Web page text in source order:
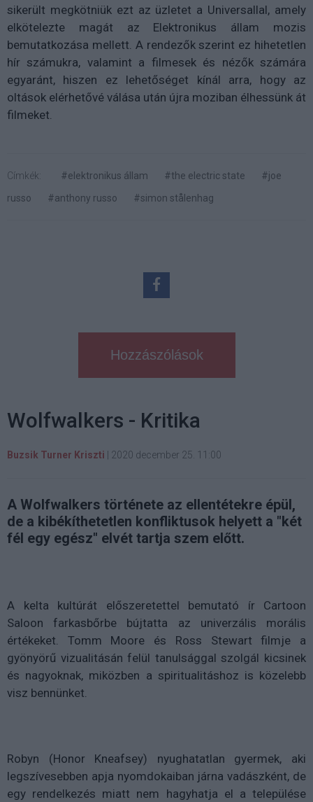
sikerült megkötniük ezt az üzletet a Universallal, amely
elkötelezte magát az Elektronikus állam mozis
bemutatkozása mellett. A rendezők szerint ez hihetetlen
hír számukra, valamint a filmesek és nézők számára
egyaránt, hiszen ez lehetőséget kínál arra, hogy az
oltások elérhetővé válása után újra moziban élhessünk át
filmeket.
Címkék: #elektronikus állam #the electric state
#joe
russo
#anthony russo #simon stålenhag
Hozzászólások
Wolfwalkers - Kritika
Buzsik Turner Kriszti 2020 december 25. 11:00
A Wolfwalkers története az ellentétekre épül,
de a kibékíthetetlen konfliktusok helyett a "két
fél egy egész" elvét tartja szem előtt.
A kelta kultúrát előszeretettel bemutató ír Cartoon
Saloon farkasbőrbe bújtatta az univerzális morális
értékeket. Tomm Moore és Ross Stewart filmje a
gyönyörű vizualitásán felül tanulsággal szolgál kicsinek
és nagyoknak, miközben a spiritualitáshoz is közelebb
visz bennünket.
Robyn (Honor Kneafsey) nyughatatlan gyermek, aki
legszívesebben apja nyomdokaiban járna vadászként, de
egy rendelkezés miatt nem hagyhatja el a települése